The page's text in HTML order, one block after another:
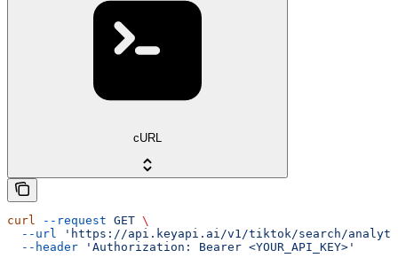
cURL
curl --request GET \
  --url
'https://api.keyapi.ai/v1/tiktok/search/
  --header
'Authorization: Bearer <YOUR_API_KEY>'